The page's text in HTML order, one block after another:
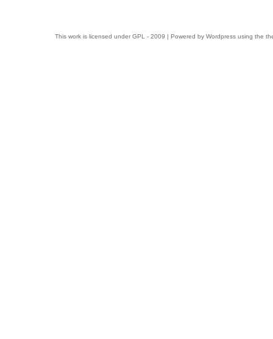
This work is licensed under GPL - 2009 | Powered by Wordpress using the